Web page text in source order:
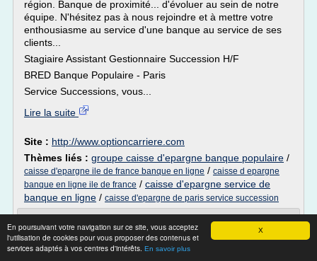
X
En poursuivant votre navigation sur ce site, vous acceptez
l'utilisation de cookies pour vous proposer des contenus et
services adaptés à vos centres d'intérêts. En savoir plus
région. Banque de proximité... d'évoluer au sein de notre
équipe. N'hésitez pas à nous rejoindre et à mettre votre
enthousiasme au service d'une banque au service de ses
clients...
Stagiaire Assistant Gestionnaire Succession H/F
BRED Banque Populaire - Paris
Service Successions, vous...
Lire la suite
Site : http://www.optioncarriere.com
Thèmes liés : groupe caisse d'epargne banque populaire /
caisse d'epargne ile de france banque en ligne / caisse d epargne
banque en ligne ile de france / caisse d'epargne service de
banque en ligne / caisse d'epargne de paris service succession
Découvrez BforBank, banque 100% en
ligne spécialiste de l ...
BforBank est une banque 100% en ligne. Elle vous offre